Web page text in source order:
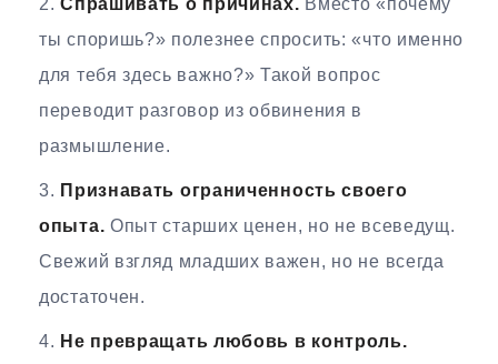
ты споришь?» полезнее спросить: «что именно
для тебя здесь важно?» Такой вопрос
переводит разговор из обвинения в
размышление.
Признавать ограниченность своего
опыта. Опыт старших ценен, но не всеведущ.
Свежий взгляд младших важен, но не всегда
достаточен.
Не превращать любовь в контроль.